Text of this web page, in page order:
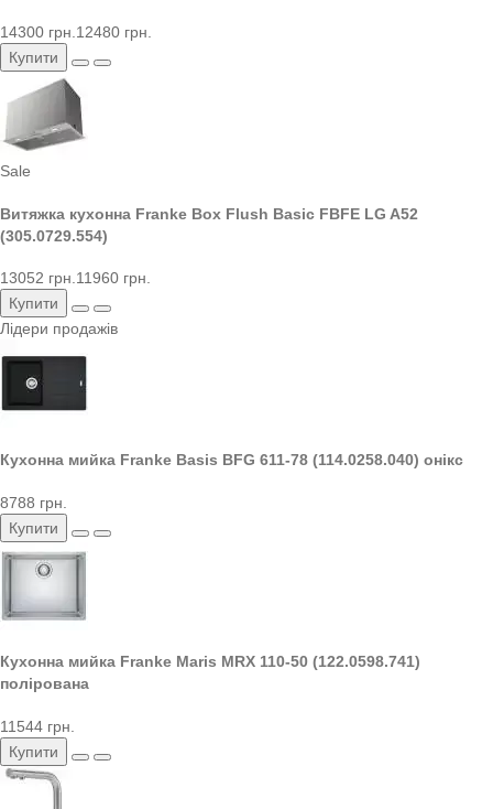
14300 грн. 12480 грн.
Купити
Sale
Витяжка кухонна Franke Box Flush Basic FBFE LG A52
(305.0729.554)
13052 грн.11960 грн.
Купити
Лідери продажів
Кухонна мийка Franke Basis BFG 611-78 (114.0258.040) онікс
8788 грн.
Купити
Кухонна мийка Franke Maris MRX 110-50 (122.0598.741)
полірована
11544 грн.
Купити